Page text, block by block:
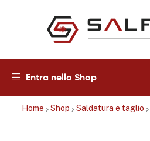
Salfershop
Entra nello Shop
Home Shop Saldatura e taglio